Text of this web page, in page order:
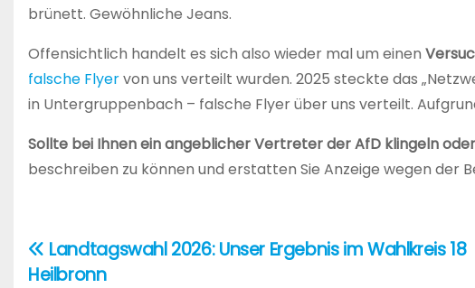
brünett. Gewöhnliche Jeans.
Offensichtlich handelt es sich also wieder mal um einen
falsche Flyervon uns verteilt wurden. 2025 steckte das
in Untergruppenbach – falsche Flyer über uns verteilt.
Sollte bei Ihnen ein angeblicher Vertreter der AfD klingeln
beschreiben zu können und erstatten Sie Anzeige wegen der
Beitragsnavigation
Landtagswahl 2026: Unser Ergebnis im Wahlkreis 18
Heilbronn